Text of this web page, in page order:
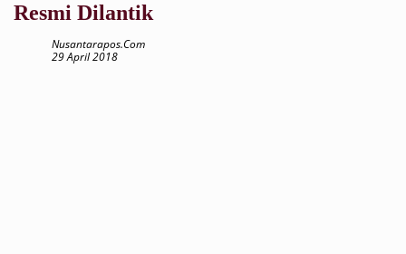
Resmi Dilantik
Nusantarapos.com
29 April 2018